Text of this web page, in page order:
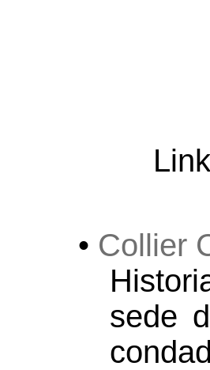
• Collier
sede